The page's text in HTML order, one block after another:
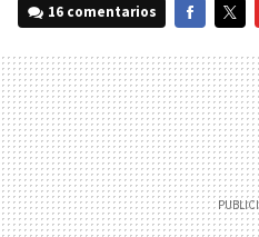
16 comentarios